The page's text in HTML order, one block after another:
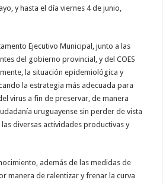
y hasta el día viernes 4 de junio,
Ejecutivo Municipal, junto a las
del gobierno provincial, y del COES
la situación epidemiológica y
la estrategia más adecuada para
virus a fin de preservar, de manera
uruguayense sin perder de vista
diversas actividades productivas y
además de las medidas de
manera de ralentizar y frenar la curva